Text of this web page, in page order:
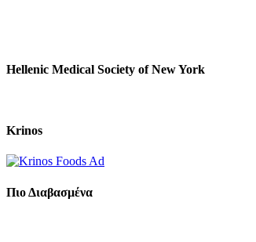
Hellenic Medical Society of New York
Krinos
Πιο Διαβασμένα